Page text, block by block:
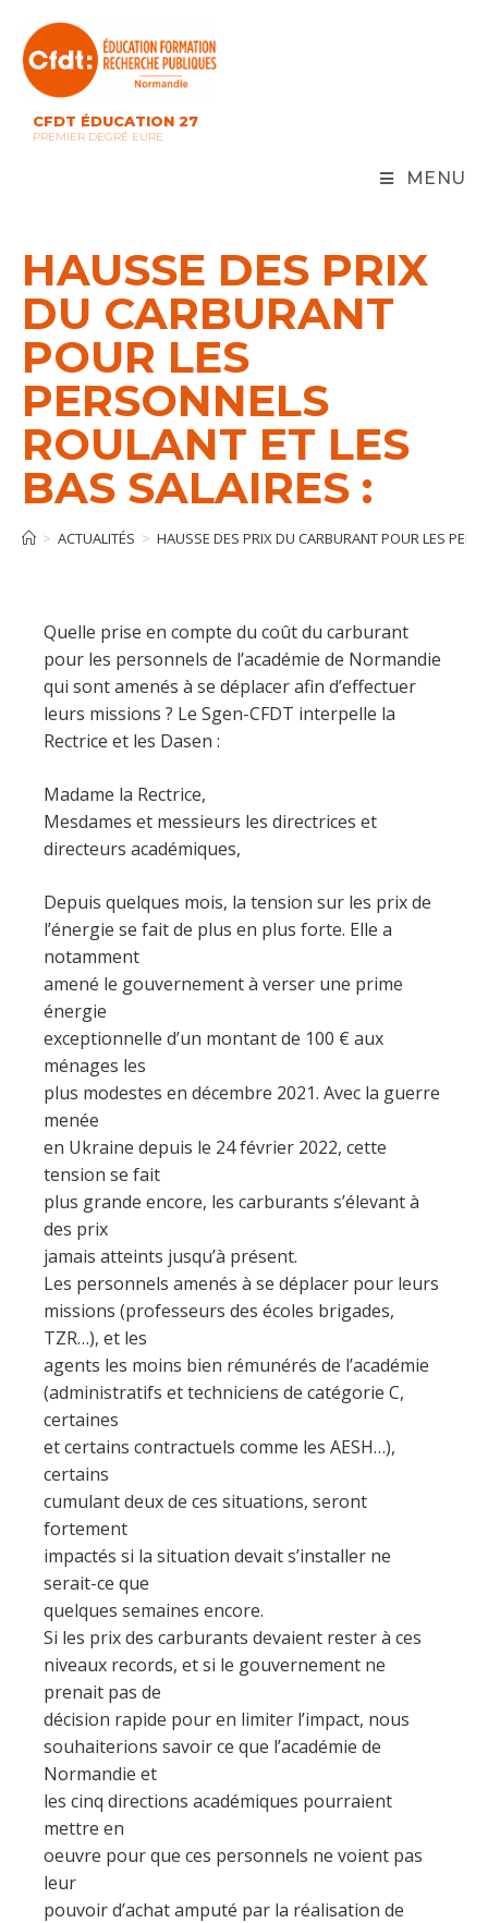
content
CFDT ÉDUCATION 27
PREMIER DEGRÉ EURE
MENU
HAUSSE DES PRIX
DU CARBURANT
POUR LES
PERSONNELS
ROULANT ET LES
BAS SALAIRES :
> ACTUALITÉS > HAUSSE DES PRIX DU CARBURANT POUR LES
Quelle prise en compte du coût du carburant
pour les personnels de l’académie de Normandie
qui sont amenés à se déplacer afin d’effectuer
leurs missions ? Le Sgen-CFDT interpelle la
Rectrice et les Dasen :
Madame la Rectrice,
Mesdames et messieurs les directrices et
directeurs académiques,
Depuis quelques mois, la tension sur les prix de
l’énergie se fait de plus en plus forte. Elle a
notamment
amené le gouvernement à verser une prime
énergie
exceptionnelle d’un montant de 100 € aux
ménages les
plus modestes en décembre 2021. Avec la guerre
menée
en Ukraine depuis le 24 février 2022, cette
tension se fait
plus grande encore, les carburants s’élevant à
des prix
jamais atteints jusqu’à présent.
Les personnels amenés à se déplacer pour leurs
missions (professeurs des écoles brigades,
TZR…), et les
agents les moins bien rémunérés de l’académie
(administratifs et techniciens de catégorie C,
certaines
et certains contractuels comme les AESH…),
certains
cumulant deux de ces situations, seront
fortement
impactés si la situation devait s’installer ne
serait-ce que
quelques semaines encore.
Si les prix des carburants devaient rester à ces
niveaux records, et si le gouvernement ne
prenait pas de
décision rapide pour en limiter l’impact, nous
souhaiterions savoir ce que l’académie de
Normandie et
les cinq directions académiques pourraient
mettre en
oeuvre pour que ces personnels ne voient pas
leur
pouvoir d’achat amputé par la réalisation de